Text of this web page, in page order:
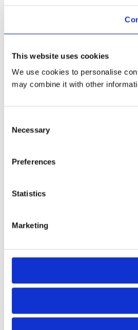
This website uses cookies
We use cookies to personalise
may combine it with other
Selection
Necessary
Preferences
Statistics
Marketing